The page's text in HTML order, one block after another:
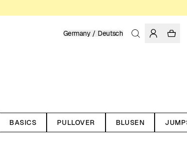
Germany / Deutsch
BASICS PULLOVER BLUSEN